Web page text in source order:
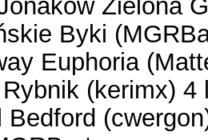
Zielona
Byki
Euphoria
(kerimx) 4
Bedford